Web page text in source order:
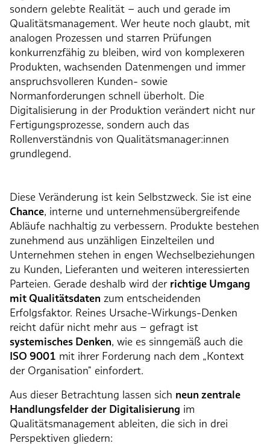
sondern gelebte Realität – auch und gerade im
Qualitätsmanagement. Wer heute noch glaubt, mit
analogen Prozessen und starren Prüfungen
konkurrenzfähig zu bleiben, wird von komplexeren
Produkten, wachsenden Datenmengen und immer
anspruchsvolleren Kunden- sowie
Normanforderungen schnell überholt. Die
Digitalisierung in der Produktion verändert nicht nur
Fertigungsprozesse, sondern auch das
Rollenverständnis von Qualitätsmanager:innen
grundlegend.
Diese Veränderung ist kein Selbstzweck. Sie ist eine
Chance, interne und unternehmensübergreifende
Abläufe nachhaltig zu verbessern. Produkte bestehen
zunehmend aus unzähligen Einzelteilen und
Unternehmen stehen in engen Wechselbeziehungen
zu Kunden, Lieferanten und weiteren interessierten
Parteien. Gerade deshalb wird der richtige Umgang
mit Qualitätsdaten zum entscheidenden
Erfolgsfaktor. Reines Ursache-Wirkungs-Denken
reicht dafür nicht mehr aus – gefragt ist
systemisches Denken, wie es sinngemäß auch die
ISO 9001 mit ihrer Forderung nach dem „Kontext
der Organisation" einfordert.
Aus dieser Betrachtung lassen sich neun zentrale
Handlungsfelder der Digitalisierung im
Qualitätsmanagement ableiten, die sich in drei
Perspektiven gliedern: